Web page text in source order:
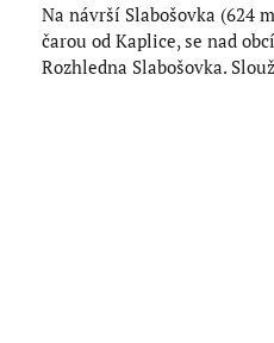
Na návrší Slabošovka (624
čarou od Kaplice, se nad
Rozhledna Slabošovka.